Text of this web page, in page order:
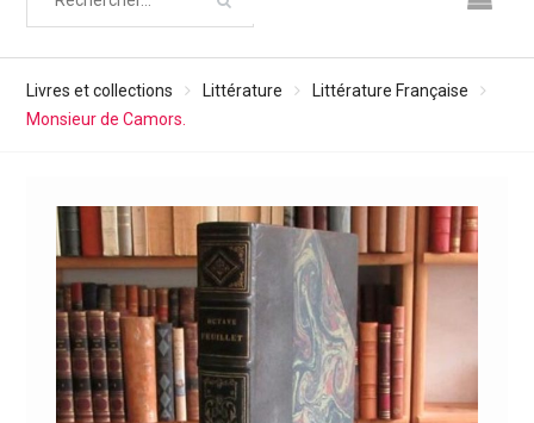
Livres et collections Littérature
Littérature Française
Monsieur de Camors.